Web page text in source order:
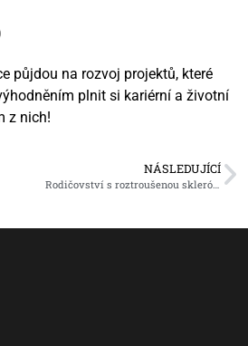
půjdou na rozvoj projektů, které
plnit si kariérní a životní
z nich!
NÁSLEDUJÍCÍ
Rodičovství s roztroušenou sklerózou